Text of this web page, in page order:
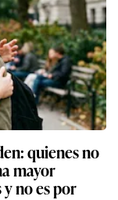
quienes no
mayor
no es por